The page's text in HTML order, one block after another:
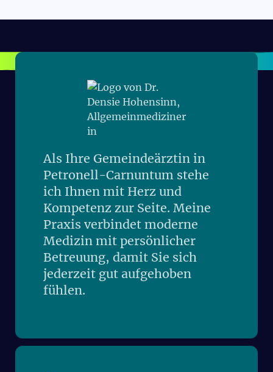
Als Ihre Gemeindeärztin in
Petronell-Carnuntum stehe
ich Ihnen mit Herz und
Kompetenz zur Seite. Meine
Praxis verbindet moderne
Medizin mit persönlicher
Betreuung, damit Sie sich
jederzeit gut aufgehoben
fühlen.